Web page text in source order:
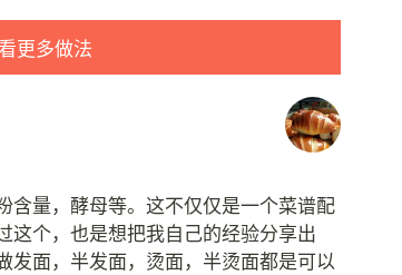
更多做法
含量，酵母等。这不仅仅是一个菜谱配
这个，也是想把我自己的经验分享出
发面，半发面，烫面，半烫面都是可以